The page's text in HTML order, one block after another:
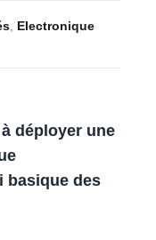
Electronique
déployer une
basique des